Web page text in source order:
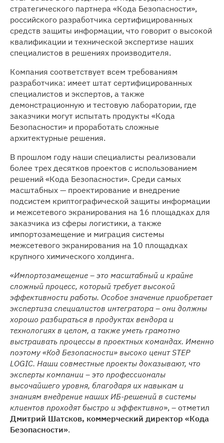
стратегического партнера «Кода Безопасности»,
российского разработчика сертифицированных
средств защиты информации, что говорит о высокой
квалификации и технической экспертизе наших
специалистов в решениях производителя.
Компания соответствует всем требованиям
разработчика: имеет штат сертифицированных
специалистов и экспертов, а также
демонстрационную и тестовую лаборатории, где
заказчики могут испытать продукты «Кода
Безопасности» и проработать сложные
архитектурные решения.
В прошлом году наши специалисты реализовали
более трех десятков проектов с использованием
решений «Кода Безопасности». Среди самых
масштабных — проектирование и внедрение
подсистем криптографической защиты информации
и межсетевого экранирования на 16 площадках для
заказчика из сферы логистики, а также
импортозамещение и миграция системы
межсетевого экранирования на 10 площадках
крупного химического холдинга.
«Импортозамещение – это масштабный и крайне
сложный процесс, который требует высокой
эффективности работы. Особое значение приобретает
экспертиза специалистов интегратора – они должны
хорошо разбираться в продуктах вендора и
технологиях в целом, а также уметь грамотно
выстраивать процессы в проектных командах. Именно
поэтому «Код Безопасности» высоко ценитSTEP
LOGIC. Наши совместные проекты доказывают, что
эксперты компании – это профессионалы
высочайшего уровня, благодаря их навыкам и
знаниям внедрение наших ИБ-решений в системы
клиентов проходят быстро и эффективно», – отметил
Дмитрий Шатсков, коммерческий директор «Кода
Безопасности».
Медиацентр
Карьера
Контакты